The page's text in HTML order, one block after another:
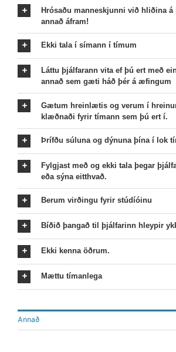
Hrósaðu manneskjunni við hliðina á
annað áfram!
Ekki tala í símann í tímum
Láttu þjálfarann vita ef þú ert með
annað sem gæti háð þér á æfingum
Gætum hreinlætis og verum í
klæðnaði fyrir tímann sem þú ert í.
Þrífðu súluna og dýnuna þína í lok
Fylgjast með og ekki tala þegar
eða sýna eitthvað.
Berum virðingu fyrir stúdíóinu
Bíðið þangað til þjálfarinn hleypir
Ekki kenna öðrum.
Mættu tímanlega
Annað